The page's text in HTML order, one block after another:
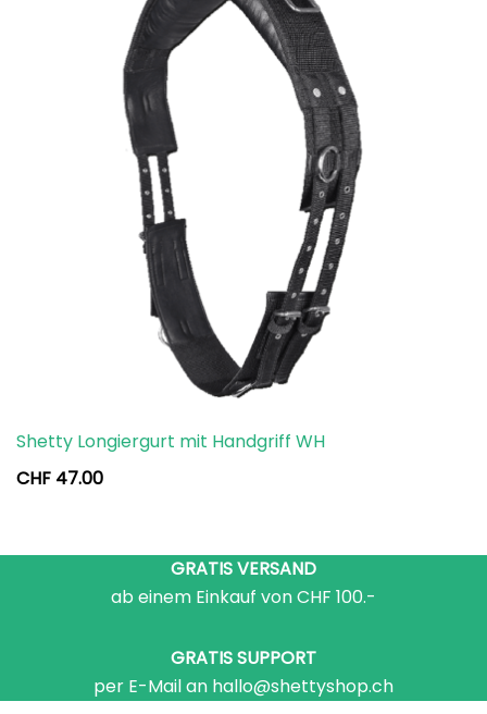
Shetty Longiergurt mit Handgriff WH
CHF 47.00
GRATIS VERSAND
ab einem Einkauf von CHF 100.-
GRATIS SUPPORT
per E-Mail an hallo@shettyshop.ch